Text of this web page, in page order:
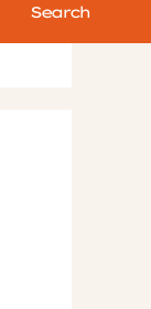
Search